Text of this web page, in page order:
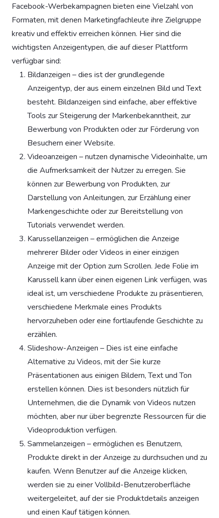
Facebook-Werbekampagnen bieten eine Vielzahl von
Formaten, mit denen Marketingfachleute ihre Zielgruppe
kreativ und effektiv erreichen können. Hier sind die
wichtigsten Anzeigentypen, die auf dieser Plattform
verfügbar sind:
Bildanzeigen – dies ist der grundlegende
Anzeigentyp, der aus einem einzelnen Bild und Text
besteht. Bildanzeigen sind einfache, aber effektive
Tools zur Steigerung der Markenbekanntheit, zur
Bewerbung von Produkten oder zur Förderung von
Besuchern einer Website.
Videoanzeigen – nutzen dynamische Videoinhalte, um
die Aufmerksamkeit der Nutzer zu erregen. Sie
können zur Bewerbung von Produkten, zur
Darstellung von Anleitungen, zur Erzählung einer
Markengeschichte oder zur Bereitstellung von
Tutorials verwendet werden.
Karussellanzeigen – ermöglichen die Anzeige
mehrerer Bilder oder Videos in einer einzigen
Anzeige mit der Option zum Scrollen. Jede Folie im
Karussell kann über einen eigenen Link verfügen, was
ideal ist, um verschiedene Produkte zu präsentieren,
verschiedene Merkmale eines Produkts
hervorzuheben oder eine fortlaufende Geschichte zu
erzählen.
Slideshow-Anzeigen – Dies ist eine einfache
Alternative zu Videos, mit der Sie kurze
Präsentationen aus einigen Bildern, Text und Ton
erstellen können. Dies ist besonders nützlich für
Unternehmen, die die Dynamik von Videos nutzen
möchten, aber nur über begrenzte Ressourcen für die
Videoproduktion verfügen.
Sammelanzeigen – ermöglichen es Benutzern,
Produkte direkt in der Anzeige zu durchsuchen und zu
kaufen. Wenn Benutzer auf die Anzeige klicken,
werden sie zu einer Vollbild-Benutzeroberfläche
weitergeleitet, auf der sie Produktdetails anzeigen
und einen Kauf tätigen können.